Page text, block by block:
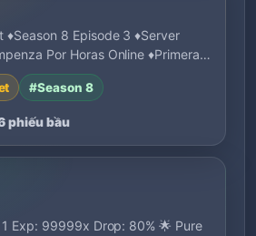
♦Season 8 Episode 3 ♦Server
Por Horas Online ♦Primeras
#Season 8
phiếu bầu
Exp: 99999x Drop: 80% 🌟 Pure